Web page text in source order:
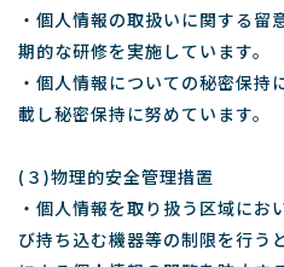
・個人情報の取扱いに関する留
期的な研修を実施しています。
・個人情報についての秘密保持
載し秘密保持に努めています。
(３)物理的安全管理措置
・個人情報を取り扱う区域にお
び持ち込む機器等の制限を行う